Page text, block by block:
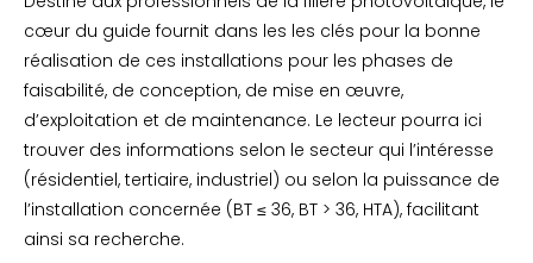
cœur du guide fournit dans les les clés pour la bonne
réalisation de ces installations pour les phases de
faisabilité, de conception, de mise en œuvre,
d’exploitation et de maintenance. Le lecteur pourra ici
trouver des informations selon le secteur qui l’intéresse
(résidentiel, tertiaire, industriel) ou selon la puissance de
l’installation concernée (BT ≤ 36, BT > 36, HTA), facilitant
ainsi sa recherche.